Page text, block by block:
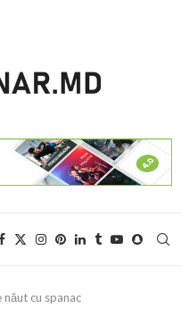
cu spanac